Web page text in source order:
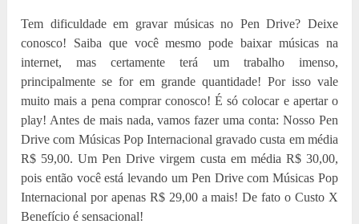
Tem dificuldade em gravar músicas no Pen Drive? Deixe
conosco! Saiba que você mesmo pode baixar músicas na
internet, mas certamente terá um trabalho imenso,
principalmente se for em grande quantidade! Por isso vale
muito mais a pena comprar conosco! É só colocar e apertar o
play! Antes de mais nada, vamos fazer uma conta: Nosso Pen
Drive com Músicas Pop Internacional gravado custa em média
R$ 59,00. Um Pen Drive virgem custa em média R$ 30,00,
pois então você está levando um Pen Drive com Músicas Pop
Internacional por apenas R$ 29,00 a mais! De fato o Custo X
Benefício é sensacional!